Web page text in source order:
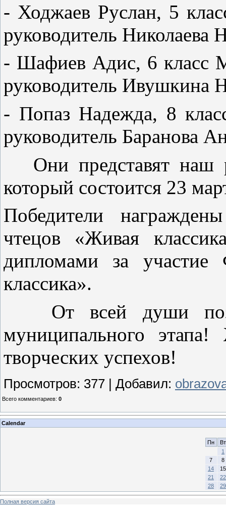
- Ходжаев Руслан, 5
руководитель Николаева
- Шафиев Адис, 6
руководитель Ивушкина
- Попаз Надежда, 8
руководитель Баранова
Они представят наш
который состоится 23
Победители
чтецов «Живая
дипломами за
классика».
От всей души
муниципального
творческих успехов!
Просмотров: 377 | Добавил:
Всего комментариев: 0
Calendar
Пн
Вт
1
7
8
14
15
21
22
28
29
Полная версия сайта